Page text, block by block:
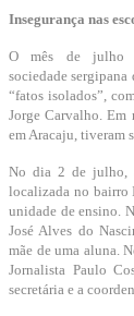
Insegurança nas
O mês de julho
sociedade sergipana
“fatos isolados”,
Jorge Carvalho. Em
em Aracaju, tiveram
No dia 2 de julho,
localizada no bairro
unidade de ensino.
José Alves do
mãe de uma aluna.
Jornalista Paulo
secretária e a